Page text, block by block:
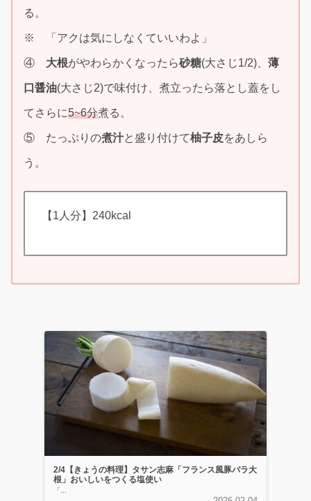
る。
※ 「アクは気にしなくていいわよ」
④ 大根がやわらかくなったら砂糖(大さじ1/2)、 薄
口醤油(大さじ2)で味付け、煮立ったら落とし蓋をし
てさらに5~6分煮る。
⑤ たっぷりの煮汁と盛り付けて柚子皮をあしら
う。
【1人分】240kcal
2/4【きょうの料理】タサン志麻「フランス風豚バラ大
根」おいしいをつくる塩使い
「...